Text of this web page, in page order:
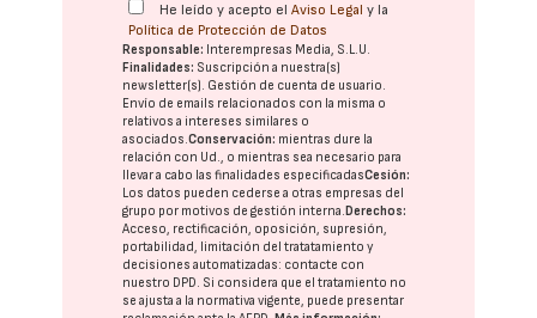
He leído y acepto elAviso Legal y la
Política de Protección de Datos
Responsable: Interempresas Media, S.L.U.
Finalidades: Suscripción a nuestra(s)
newsletter(s). Gestión de cuenta de usuario.
Envío de emails relacionados con la misma o
relativos a intereses similares o
asociados.Conservación: mientras dure la
relación con Ud., o mientras sea necesario para
llevar a cabo las finalidades especificadasCesión:
Los datos pueden cederse a otras empresas del
grupo por motivos de gestión interna. Derechos:
Acceso, rectificación, oposición, supresión,
portabilidad, limitación del tratatamiento y
decisiones automatizadas: contacte con
nuestro DPD. Si considera que el tratamiento no
se ajusta a la normativa vigente, puede presentar